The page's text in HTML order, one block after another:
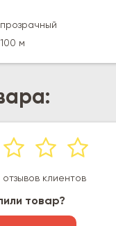
прозрачный
100 м
клиентов
товар?